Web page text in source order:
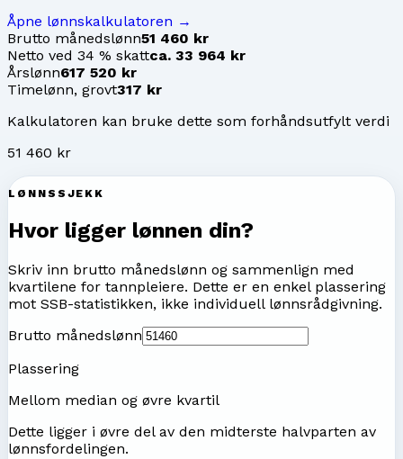
Åpne lønnskalkulatoren →
Brutto månedslønn51 460 kr
Netto ved 34 % skattca. 33 964 kr
Årslønn617 520 kr
Timelønn, grovt317 kr
Kalkulatoren kan bruke dette som forhåndsutfylt verdi
51 460 kr
LØNNSSJEKK
Hvor ligger lønnen din?
Skriv inn brutto månedslønn og sammenlign med
kvartilene for tannpleiere. Dette er en enkel plassering
mot SSB-statistikken, ikke individuell lønnsrådgivning.
Brutto månedslønn
Plassering
Mellom median og øvre kvartil
Dette ligger i øvre del av den midterste halvparten av
lønnsfordelingen.